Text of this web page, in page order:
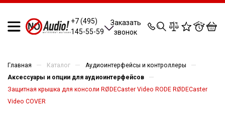
+7 (495)
145-55-59
Заказать
звонок
0 0 0 0
Главная — Каталог — Аудиоинтерфейсы и контроллеры —
Аксессуары и опции для аудиоинтерфейсов —
Защитная крышка для консоли RØDECaster Video RODE RØDECaster
Video COVER